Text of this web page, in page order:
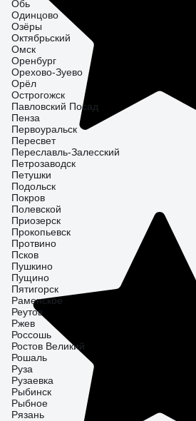
Обь
Одинцово
Озёры
Октябрьский
Омск
Оренбург
Орехово-Зуево
Орёл
Острогожск
Павловский Посад
Пенза
Первоуральск
Пересвет
Переславль-Залесский
Петрозаводск
Петушки
Подольск
Покров
Полевской
Приозерск
Прокопьевск
Протвино
Псков
Пушкино
Пущино
Пятигорск
Раменское
Реутов
Ржев
Россошь
Ростов Великий
Рошаль
Руза
Рузаевка
Рыбинск
Рыбное
Рязань